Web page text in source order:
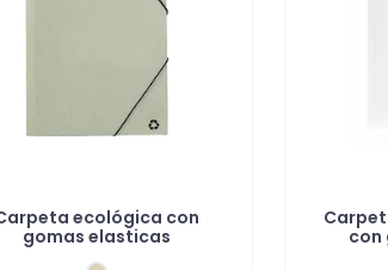
ecológica con
gomas elasticas
con